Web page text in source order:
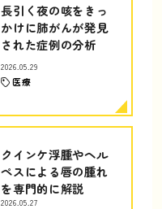
長引く夜の咳をきっ
かけに肺がんが発見
された症例の分析
2026.05.29
医療
クインケ浮腫やヘル
ペスによる唇の腫れ
を専門的に解説
2026.05.27